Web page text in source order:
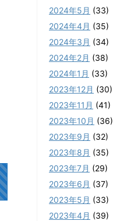
2024年5月 (33)
2024年4月 (35)
2024年3月 (34)
2024年2月 (38)
2024年1月 (33)
2023年12月 (30)
2023年11月 (41)
2023年10月 (36)
2023年9月 (32)
2023年8月 (35)
2023年7月 (29)
2023年6月 (37)
2023年5月 (33)
2023年4月 (39)